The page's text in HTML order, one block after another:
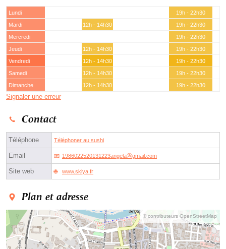
Lundi
19h - 22h30
Mardi
12h - 14h30
19h - 22h30
Mercredi
19h - 22h30
Jeudi
12h - 14h30
19h - 22h30
Vendredi
12h - 14h30
19h - 22h30
Samedi
12h - 14h30
19h - 22h30
Dimanche
12h - 14h30 19h - 22h30
Signaler une erreur
Contact
Téléphone Téléphoner au sushi
Email 1986022520131223angelaⓐgmail.com
Site web www.skiya.fr
Plan et adresse
© contributeurs OpenStreetMap